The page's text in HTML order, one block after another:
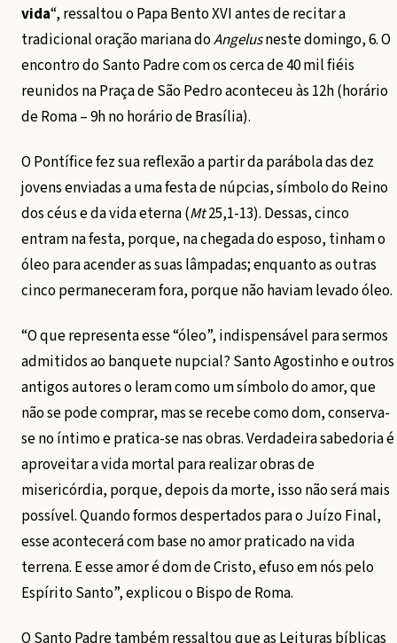
vida“, ressaltou o Papa Bento XVI antes de recitar a
tradicional oração mariana doAngelusneste domingo, 6. O
encontro do Santo Padre com os cerca de 40 mil fiéis
reunidos na Praça de São Pedro aconteceu às 12h (horário
de Roma – 9h no horário de Brasília).
O Pontífice fez sua reflexão a partir da parábola das dez
jovens enviadas a uma festa de núpcias, símbolo do Reino
dos céus e da vida eterna (Mt25,1-13). Dessas, cinco
entram na festa, porque, na chegada do esposo, tinham o
óleo para acender as suas lâmpadas; enquanto as outras
cinco permaneceram fora, porque não haviam levado óleo.
“O que representa esse “óleo”, indispensável para sermos
admitidos ao banquete nupcial? Santo Agostinho e outros
antigos autores o leram como um símbolo do amor, que
não se pode comprar, mas se recebe como dom, conserva-
se no íntimo e pratica-se nas obras. Verdadeira sabedoria é
aproveitar a vida mortal para realizar obras de
misericórdia, porque, depois da morte, isso não será mais
possível. Quando formos despertados para o Juízo Final,
esse acontecerá com base no amor praticado na vida
terrena. E esse amor é dom de Cristo, efuso em nós pelo
Espírito Santo”, explicou o Bispo de Roma.
O Santo Padre também ressaltou que as Leituras bíblicas